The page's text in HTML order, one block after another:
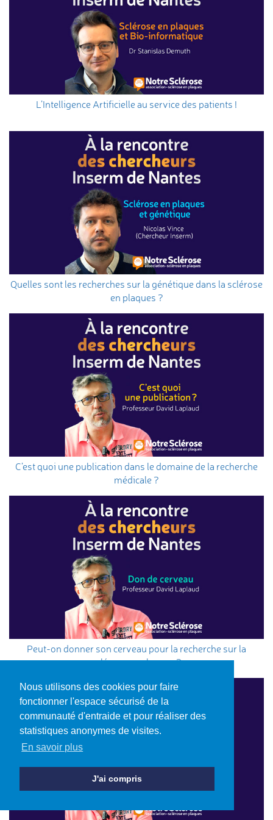
Nous utilisons des cookies pour faire
fonctionner l'espace sécurisé de la
communauté d'entraide et pour réaliser des
statistiques anonymes de visites.
En savoir plus
J'ai compris
L’Intelligence Artificielle au service des patients !
Quelles sont les recherches sur la génétique dans la sclérose
en plaques ?
C’est quoi une publication dans le domaine de la recherche
médicale ?
Peut-on donner son cerveau pour la recherche sur la
sclérose en plaques ?